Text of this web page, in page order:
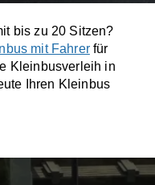
bis zu 20 Sitzen?
mit Fahrerfür
Kleinbusverleih in
Ihren Kleinbus